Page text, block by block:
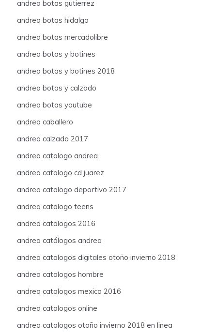
andrea botas gutierrez
andrea botas hidalgo
andrea botas mercadolibre
andrea botas y botines
andrea botas y botines 2018
andrea botas y calzado
andrea botas youtube
andrea caballero
andrea calzado 2017
andrea catalogo andrea
andrea catalogo cd juarez
andrea catalogo deportivo 2017
andrea catalogo teens
andrea catalogos 2016
andrea catálogos andrea
andrea catalogos digitales otoño invierno 2018
andrea catalogos hombre
andrea catalogos mexico 2016
andrea catalogos online
andrea catalogos otoño invierno 2018 en linea